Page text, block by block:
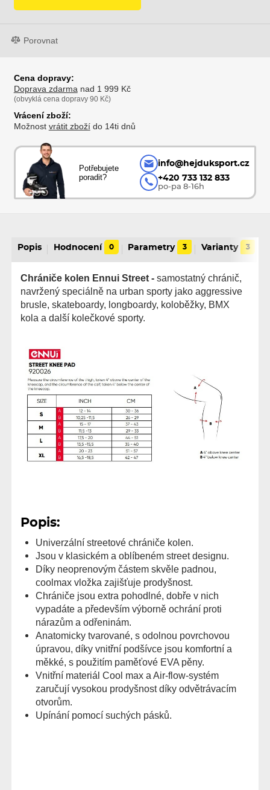
Porovnat
Cena dopravy:
Doprava zdarma nad 1 999 Kč
(obvyklá cena dopravy 90 Kč)
Vrácení zboží:
Možnost vrátit zbožído 14ti dnů
Potřebujete
poradit?
info@hejduksport.cz
+420 733 132 833
po-pa 8-16h
Popis Hodnocení 0 Parametry 3 Varianty 3
Chrániče kolen Ennui Street - samostatný chránič,
navržený speciálně na urban sporty jako aggressive
brusle, skateboardy, longboardy, koloběžky, BMX
kola a další kolečkové sporty.
Popis:
Univerzální streetové chrániče kolen.
Jsou v klasickém a oblíbeném street designu.
Díky neoprenovým částem skvěle padnou,
coolmax vložka zajišťuje prodyšnost.
Chrániče jsou extra pohodlné, dobře v nich
vypadáte a především výborně ochrání proti
nárazům a odřeninám.
Anatomicky tvarované, s odolnou povrchovou
úpravou, díky vnitřní podšívce jsou komfortní a
měkké, s použitím paměťové EVA pěny.
Vnitřní materiál Cool max a Air-flow-systém
zaručují vysokou prodyšnost díky odvětrávacím
otvorům.
Upínání pomocí suchých pásků.